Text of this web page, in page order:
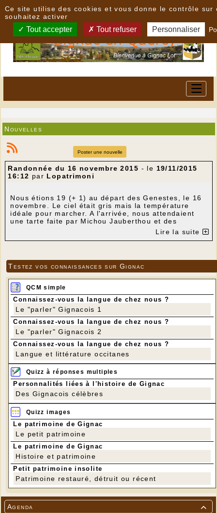

Agenda
Nouvelles
Poster une nouvelle
Randonnée du 16 novembre 2015 - le 19/11/2015
16:12 par Lopatrimoni
Nous étions 19 (+ 1) au départ des Genestes, le 16
novembre. Le ciel était gris mais la température
idéale pour marcher. A l'arrivée, nous attendaient
une tarte faite par Michou Jauberthou et des
boissons, pour clôturer cette randonnée.
Four de Lacisque
Lire la suite
Testez vos connaissances sur Gignac
QCM simple
Connaissez-vous la langue de chez nous ?
Le "parler" Gignacois 1
Connaissez-vous la langue de chez nous ?
Le "parler" Gignacois 2
Connaissez-vous la langue de chez nous ?
Langue et littérature occitanes
Quizz à réponses multiples
Personnalités liées à l'histoire de Gignac
Des Gignacois célèbres
Quizz images
Le patrimoine de Gignac
Le petit patrimoine
Le patrimoine de Gignac
Histoire et patrimoine
Petit patrimoine insolite
Patrimoine restauré, détruit ou récent
Ce site utilise des cookies et vous donne le contrôle sur
souhaitez activer
Tout accepter Tout refuser Personnaliser